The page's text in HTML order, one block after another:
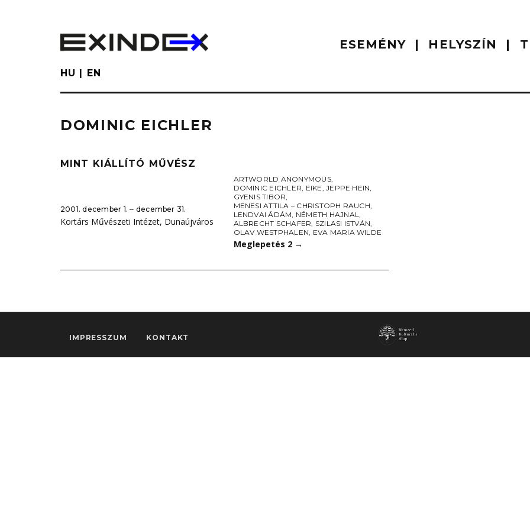
ESEMÉNY HELYSZÍN
HU EN
DOMINIC EICHLER
MINT KIÁLLÍTÓ MŰVÉSZ
2001. december 1. ‒ december 31.
Kortárs Művészeti Intézet, Dunaújváros
ARTWORLD ANONYMOUS,
DOMINIC EICHLER, EIKE,JEPPE HEIN,
GYENIS TIBOR,
MENESI ATTILA – CHRISTOPH RAUCH,
LENDVAI ÁDÁM, NÉMETH HAJNAL,
ALBRECHT SCHAFER, SZILASI ISTVÁN,
OLAV WESTPHALEN, EVA MARIA WILDE
Meglepetés 2 →
IMPRESSZUM KONTAKT